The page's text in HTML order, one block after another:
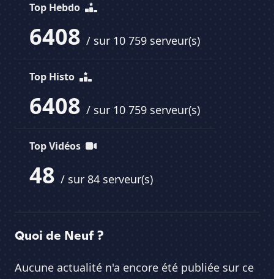
Top Hebdo
6408 / sur 10 759 serveur(s)
Top Histo
6408 / sur 10 759 serveur(s)
Top Vidéos
48 / sur 84 serveur(s)
Quoi de Neuf ?
Aucune actualité n'a encore été publiée sur ce